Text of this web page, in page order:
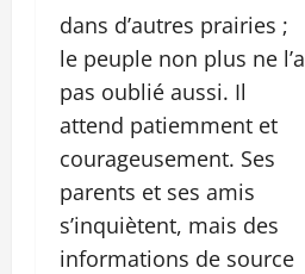
dans d’autres prairies ;
le peuple non plus ne l’a
pas oublié aussi. Il
attend patiemment et
courageusement. Ses
parents et ses amis
s’inquiètent, mais des
informations de source